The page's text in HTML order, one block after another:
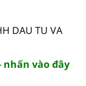
DAU TU VA
nhấn vào đây